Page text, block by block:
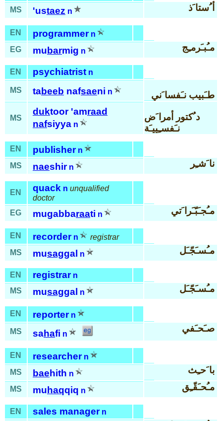
MS
'ustaez n أ ُستا َذ
EN programmer n
EG
mubarmig n مـُبـَرمـِج
EN psychiatrist n
MS tabeeb nafsaeni n طـَبيب نـَفسا َني
MS
duktoor 'amraad
nafsiyya n
د ُكتور أمرا َض
نـَفسـِييـَة
EN publisher n
MS
naeshir n نا َشـِر
EN quack n unqualified
doctor
EG
mugabbaraati n مـُجـَبّـَرا َتي
EN recorder n
registrar
MS
musaggal n مـُسـَجّـَل
EN registrar n
MS
musaggal n مـُسـَجّـَل
EN reporter n
MS
sahafi n
صـَحـَفي
EN researcher n
MS
baehith n با َحـِث
MS muhaqqiq n مـُحـَقّـِق
EN sales manager n